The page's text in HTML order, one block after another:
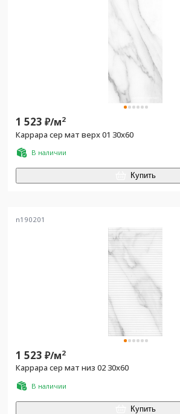
1 523 ₽/м2
Каррара сер мат верх 01 30x60
В наличии
Купить
n190201
1 523 ₽/м2
Каррара сер мат низ 02 30x60
В наличии
Купить